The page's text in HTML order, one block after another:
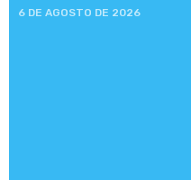
6 DE AGOSTO DE 2026